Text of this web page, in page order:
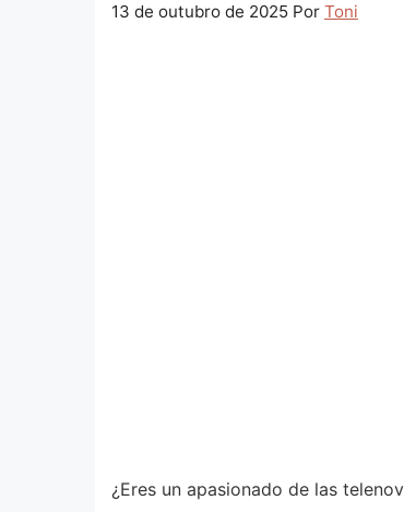
13 de outubro de 2025 Por Toni
¿Eres un apasionado de las